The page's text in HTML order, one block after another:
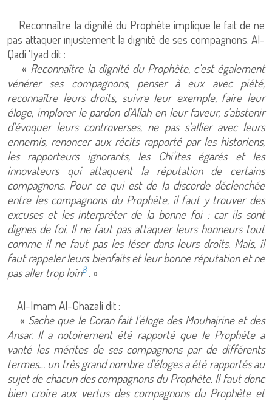
Reconnaître la dignité du Prophète implique le fait de ne
pas attaquer injustement la dignité de ses compagnons. Al-
Qadi 'Iyad dit :
« Reconnaître la dignité du Prophète, c'est également
vénérer ses compagnons, penser à eux avec piété,
reconnaître leurs droits, suivre leur exemple, faire leur
éloge, implorer le pardon d'Allah en leur faveur, s'abstenir
d'évoquer leurs controverses, ne pas s'allier avec leurs
ennemis, renoncer aux récits rapporté par les historiens,
les rapporteurs ignorants, les Chi'ites égarés et les
innovateurs qui attaquent la réputation de certains
compagnons. Pour ce qui est de la discorde déclenchée
entre les compagnons du Prophète, il faut y trouver des
excuses et les interpréter de la bonne foi ; car ils sont
dignes de foi. Il ne faut pas attaquer leurs honneurs tout
comme il ne faut pas les léser dans leurs droits. Mais, il
faut rappeler leurs bienfaits et leur bonne réputation et ne
pas aller trop loin8 . »
Al-Imam Al-Ghazali dit :
« Sache que le Coran fait l'éloge des Mouhajrine et des
Ansar. Il a notoirement été rapporté que le Prophète a
vanté les mérites de ses compagnons par de différents
termes… un très grand nombre d'éloges a été rapportés au
sujet de chacun des compagnons du Prophète. Il faut donc
bien croire aux vertus des compagnons du Prophète et